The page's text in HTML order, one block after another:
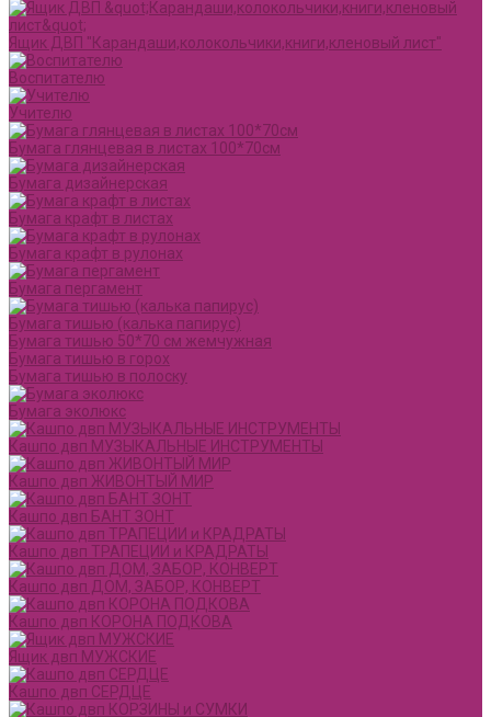
Ящик ДВП "Карандаши,колокольчики,книги,кленовый лист"
Воспитателю
Учителю
Бумага глянцевая в листах 100*70см
Бумага дизайнерская
Бумага крафт в листах
Бумага крафт в рулонах
Бумага пергамент
Бумага тишью (калька папирус)
Бумага тишью 50*70 см жемчужная
Бумага тишью в горох
Бумага тишью в полоску
Бумага эколюкс
Кашпо двп МУЗЫКАЛЬНЫЕ ИНСТРУМЕНТЫ
Кашпо двп ЖИВОНТЫЙ МИР
Кашпо двп БАНТ ЗОНТ
Кашпо двп ТРАПЕЦИИ и КРАДРАТЫ
Кашпо двп ДОМ, ЗАБОР, КОНВЕРТ
Кашпо двп КОРОНА ПОДКОВА
Ящик двп МУЖСКИЕ
Кашпо двп СЕРДЦЕ